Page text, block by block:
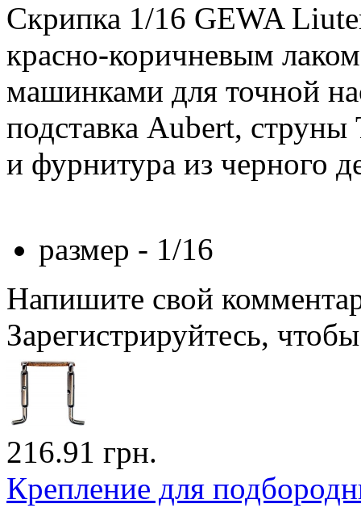
Скрипка 1/16 GEWA
красно-коричневым
машинками для точной
подставка Aubert, струны
и фурнитура из черного
размер - 1/16
Напишите свой
Зарегистрируйтесь,
216.91 грн.
Крепление для